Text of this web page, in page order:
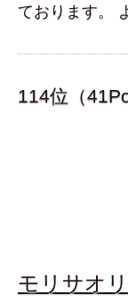
ております。
114位（
モリサオリ